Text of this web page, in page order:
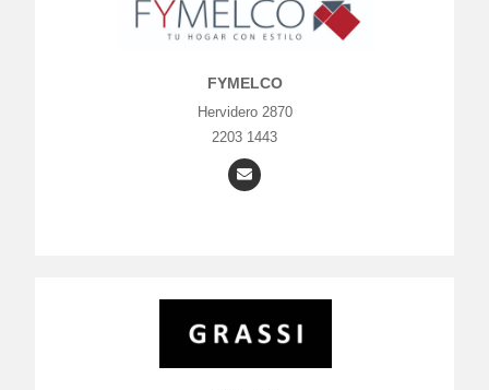
FYMELCO
Hervidero 2870
2203 1443